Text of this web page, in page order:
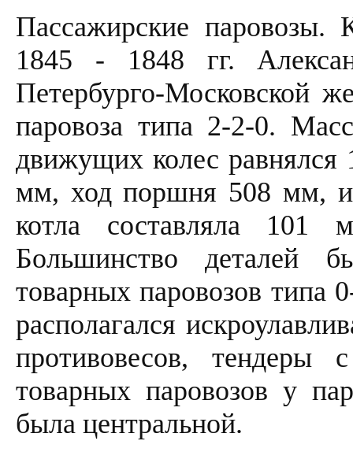
Пассажирские
1845 - 1848 гг.
Петербурго-Московской
паровоза типа 2-2-0.
движущих колес
мм, ход поршня 508 мм,
котла составляла 101
Большинство деталей
товарных паровозов типа
располагался
противовесов,
товарных паровозов у
была центральной.